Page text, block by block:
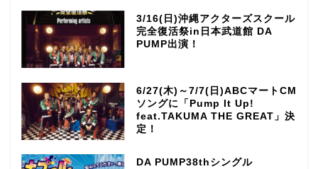
3/16(日)沖縄アクターズスクール
完全復活祭in日本武道館 DA
PUMP出演！
6/27(木)～7/7(日)ABCマートCM
ソングに「Pump It Up!
feat.TAKUMA THE GREAT」決
定！
DA PUMP38thシングル